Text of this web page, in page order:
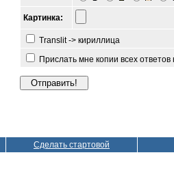
Картинка:
Translit -> кириллица
Прислать мне копии всех
Сделать стартовой